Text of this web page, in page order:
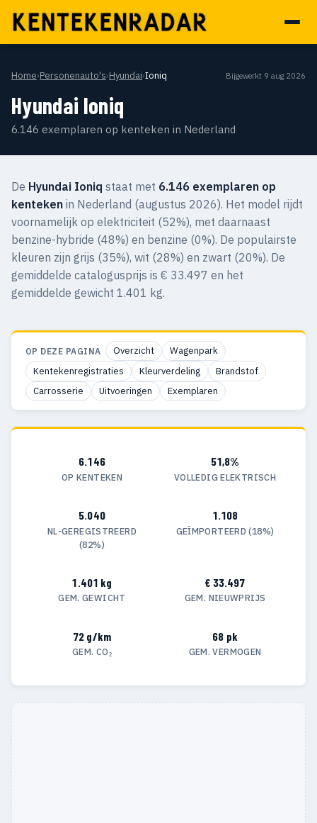
Home›Personenauto's›Hyundai›Ioniq Bijgewerkt 9 aug 2026
Hyundai Ioniq
6.146 exemplaren op kenteken in Nederland
De Hyundai Ioniq staat met 6.146 exemplaren op
kenteken in Nederland (augustus 2026). Het model rijdt
voornamelijk op elektriciteit (52%), met daarnaast
benzine-hybride (48%) en benzine (0%). De populairste
kleuren zijn grijs (35%), wit (28%) en zwart (20%). De
gemiddelde catalogusprijs is € 33.497 en het
gemiddelde gewicht 1.401 kg.
OP DEZE PAGINA Overzicht
Wagenpark
Kentekenregistraties
Kleurverdeling
Brandstof
Carrosserie
Uitvoeringen Exemplaren
6.146
OP KENTEKEN
51,8%
VOLLEDIG ELEKTRISCH
5.040
NL-GEREGISTREERD
(82%)
1.108
GEÏMPORTEERD (18%)
1.401 kg
GEM. GEWICHT
€ 33.497
GEM. NIEUWPRIJS
72 g/km
GEM. CO₂
68 pk
GEM. VERMOGEN